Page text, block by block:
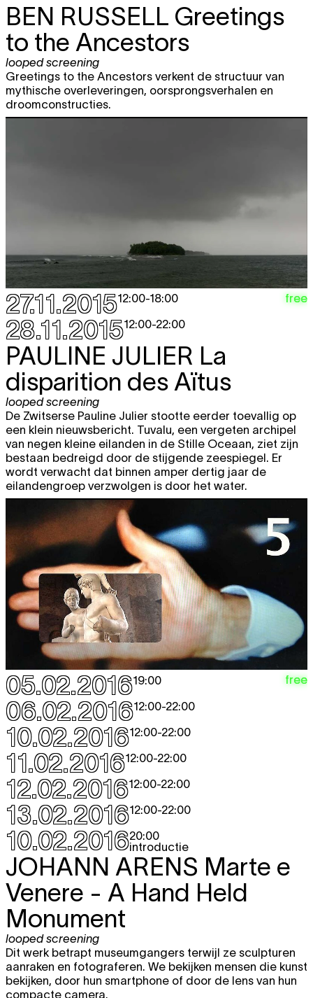
BEN RUSSELL Greetings
to the Ancestors
looped screening
Greetings to the Ancestors verkent de structuur van
mythische overleveringen, oorsprongsverhalen en
droomconstructies.
27.11.201512:00-18:00
28.11.201512:00-22:00
free
PAULINE JULIER La
disparition des Aïtus
looped screening
De Zwitserse Pauline Julier stootte eerder toevallig op
een klein nieuwsbericht. Tuvalu, een vergeten archipel
van negen kleine eilanden in de Stille Oceaan, ziet zijn
bestaan bedreigd door de stijgende zeespiegel. Er
wordt verwacht dat binnen amper dertig jaar de
eilandengroep verzwolgen is door het water.
05.02.201619:00
06.02.201612:00-22:00
10.02.201612:00-22:00
11.02.201612:00-22:00
12.02.201612:00-22:00
13.02.201612:00-22:00
10.02.201620:00
introductie
free
JOHANN ARENS Marte e
Venere - A Hand Held
Monument
looped screening
Dit werk betrapt museumgangers terwijl ze sculpturen
aanraken en fotograferen. We bekijken mensen die kunst
bekijken, door hun smartphone of door de lens van hun
compacte camera.